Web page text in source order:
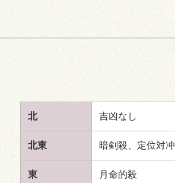
北 吉凶なし
北東 暗剣殺、定位対冲
東 月命的殺